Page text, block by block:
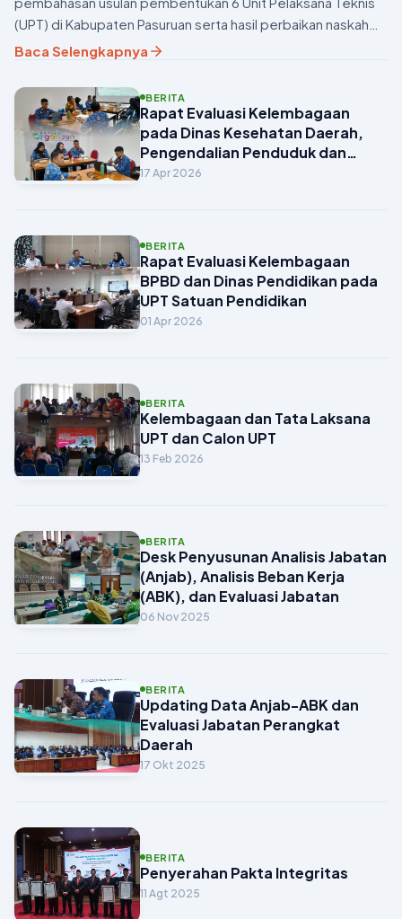
(UPT) di Kabupaten Pasuruan serta hasil perbaikan naskah
akademis yang telah disampaikan pada 13 Februari 202...
Baca Selengkapnya
BERITA
Rapat Evaluasi Kelembagaan
pada Dinas Kesehatan Daerah,
Pengendalian Penduduk dan
Keluarga Berencana Kabupaten
17 Apr 2026
BERITA
Rapat Evaluasi Kelembagaan
BPBD dan Dinas Pendidikan pada
UPT Satuan Pendidikan
01 Apr 2026
BERITA
Kelembagaan dan Tata Laksana
UPT dan Calon UPT
13 Feb 2026
BERITA
Desk Penyusunan Analisis Jabatan
(Anjab), Analisis Beban Kerja
(ABK), dan Evaluasi Jabatan
06 Nov 2025
BERITA
Updating Data Anjab-ABK dan
Evaluasi Jabatan Perangkat
Daerah
17 Okt 2025
BERITA
Penyerahan Pakta Integritas
11 Agt 2025